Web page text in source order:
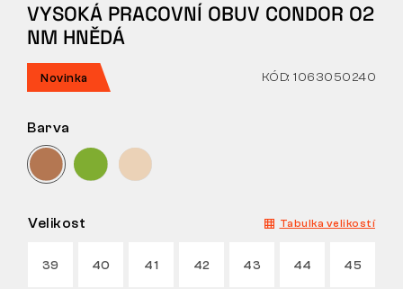
O NÁS
LABORATOŘ BENNON
KONTAKT
VRÁCENÍ/VÝMĚNA
VYSOKÁ PRACOVNÍ OBUV CONDOR O2
NM HNĚDÁ
Novinka KÓD: 1063050240
Barva
Velikost Tabulka velikostí
39 40 41 42 43 44 45